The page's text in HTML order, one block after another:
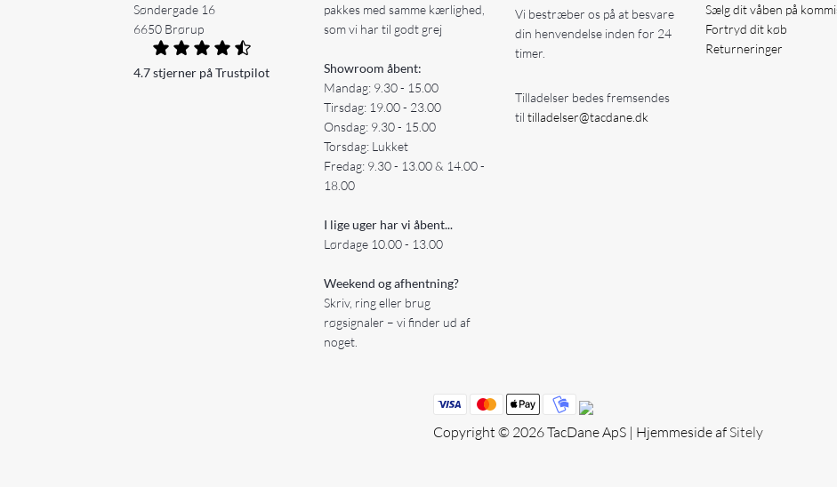
Søndergade 16
6650 Brørup
4.7 stjerner på Trustpilot
pakkes med samme kærlighed,
som vi har til godt grej
Showroom åbent:
Mandag: 9.30 - 15.00
Tirsdag: 19.00 - 23.00
Onsdag: 9.30 - 15.00
Torsdag: Lukket
Fredag: 9.30 - 13.00 & 14.00 -
18.00
I lige uger har vi åbent...
Lørdage 10.00 - 13.00
Weekend og afhentning?
Skriv, ring eller brug
røgsignaler – vi finder ud af
noget.
Vi bestræber os på at besvare
din henvendelse inden for 24
timer.
Tilladelser bedes fremsendes
til tilladelser@tacdane.dk
Sælg dit våben på
Fortryd dit køb
Returneringer
Copyright © 2026 TacDane ApS | Hjemmeside af Sitely